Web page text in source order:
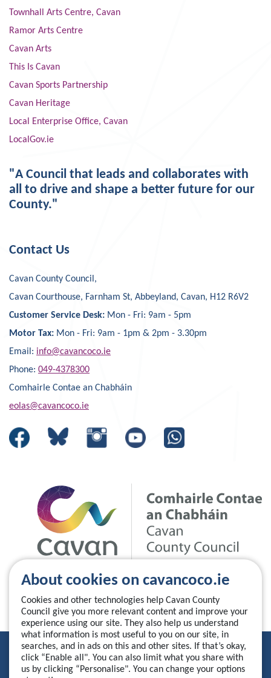
About cookies on cavancoco.ie
Cookies and other technologies help Cavan County
Council give you more relevant content and improve your
experience using our site. They also help us understand
what information is most useful to you on our site, in
searches, and in ads on this and other sites. If that’s okay,
click “Enable all". You can also limit what you share with
us by clicking “Personalise". You can change your options
Townhall Arts Centre, Cavan
Ramor Arts Centre
Cavan Arts
This Is Cavan
Cavan Sports Partnership
Cavan Heritage
Local Enterprise Office, Cavan
LocalGov.ie
"A Council that leads and collaborates with
all to drive and shape a better future for our
County."
Contact Us
Cavan County Council,
Cavan Courthouse, Farnham St, Abbeyland, Cavan, H12 R6V2
Customer Service Desk: Mon - Fri: 9am - 5pm
Motor Tax: Mon - Fri: 9am - 1pm & 2pm - 3.30pm
Email: info@cavancoco.ie
Phone: 049-4378300
Comhairle Contae an Chabháin
eolas@cavancoco.ie
Privacy Statement
Accessibility Statement